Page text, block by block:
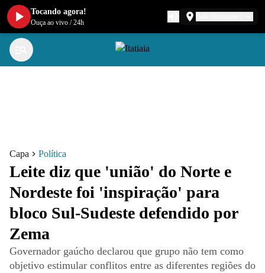
Capa Política
Leite diz que 'união' do Norte e
Nordeste foi 'inspiração' para
bloco Sul-Sudeste defendido por
Zema
Governador gaúcho declarou que grupo não tem como
objetivo estimular conflitos entre as diferentes regiões do
Tocando agora!
Ouça ao vivo /24h